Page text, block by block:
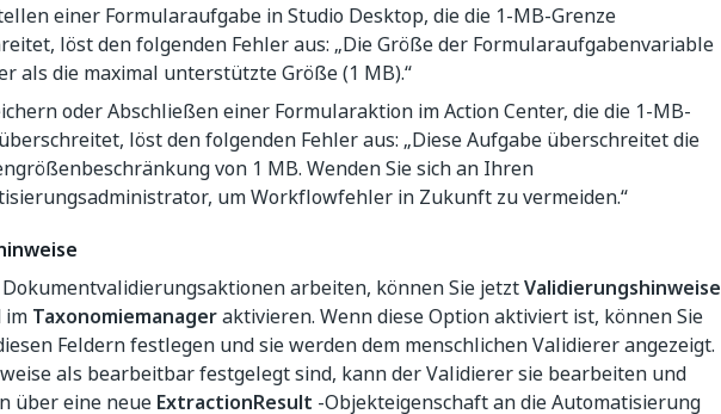
einer Formularaufgabe in Studio Desktop, die die 1-MB-Grenze
löst den folgenden Fehler aus: „Die Größe der Formularaufgabenvariable
als die maximal unterstützte Größe (1 MB).“
oder Abschließen einer Formularaktion im Action Center, die die 1-MB-
löst den folgenden Fehler aus: „Diese Aufgabe überschreitet die
von 1 MB. Wenden Sie sich an Ihren
um Workflowfehler in Zukunft zu vermeiden.“
arbeiten, können Sie jetztValidierungshinweise
im Taxonomiemanageraktivieren. Wenn diese Option aktiviert ist, können Sie
Feldern festlegen und sie werden dem menschlichen Validierer angezeigt.
als bearbeitbar festgelegt sind, kann der Validierer sie bearbeiten und
über eine neue ExtractionResult -Objekteigenschaft an die Automatisierung